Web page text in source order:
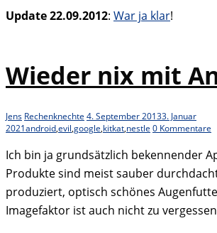
Update 22.09.2012: War ja klar!
Wieder nix mit
Jens Rechenknechte 4. September 20133. Januar
2021android,evil,google,kitkat,nestle 0 Kommentare
Ich bin ja grundsätzlich bekennender
Produkte sind meist sauber
produziert, optisch schönes
Imagefaktor ist auch nicht zu